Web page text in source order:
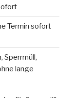
Termin sofort
Sperrmüll,
lange